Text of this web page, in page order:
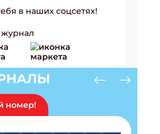
в наших соцсетях!
журнал
номер!